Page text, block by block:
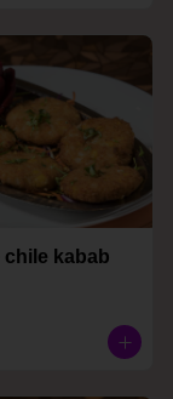
chile kabab